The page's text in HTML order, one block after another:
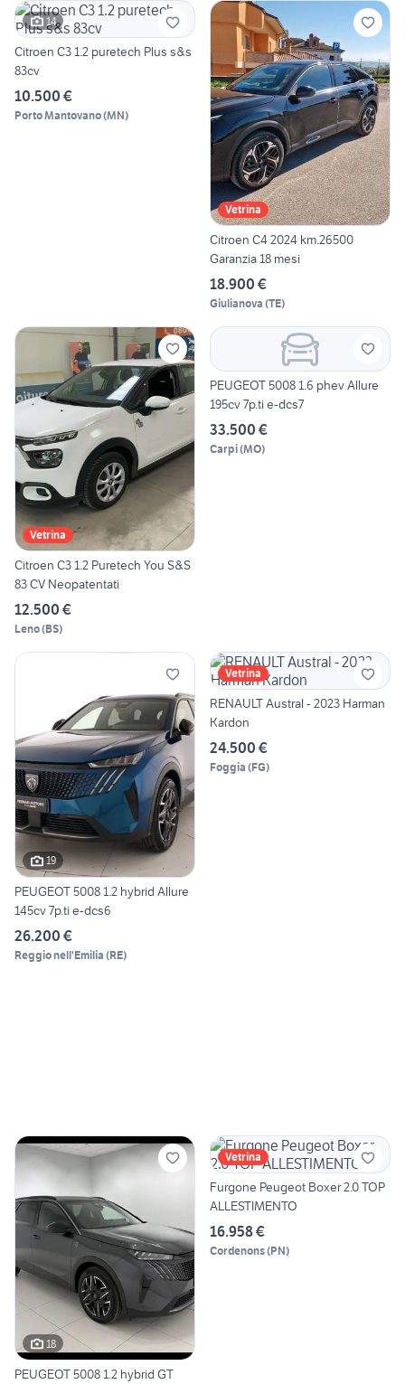
14
Citroen C3 1.2 puretech Plus s&s
83cv
10.500 €
Porto Mantovano(MN)
Vetrina
Citroen C4 2024 km.26500
Garanzia 18 mesi
18.900 €
Giulianova (TE)
Vetrina
Citroen C3 1.2 Puretech You S&S
83 CV Neopatentati
12.500 €
Leno(BS)
PEUGEOT 5008 1.6 phev Allure
195cv 7p.ti e-dcs7
33.500 €
Carpi(MO)
19
PEUGEOT 5008 1.2 hybrid Allure
145cv 7p.ti e-dcs6
26.200 €
Reggio nell'Emilia (RE)
Vetrina
RENAULT Austral - 2023 Harman
Kardon
24.500 €
Foggia (FG)
18
PEUGEOT 5008 1.2 hybrid GT
Vetrina
Furgone Peugeot Boxer 2.0 TOP
ALLESTIMENTO
16.958 €
Cordenons(PN)